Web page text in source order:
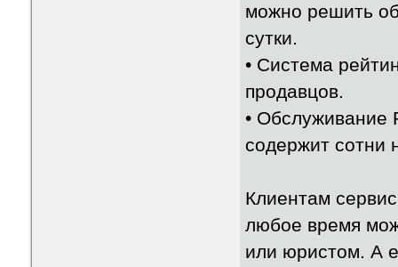
можно решить
сутки.
• Система
продавцов.
• Обслуживание
содержит сотни
Клиентам
любое время
или юристом. А